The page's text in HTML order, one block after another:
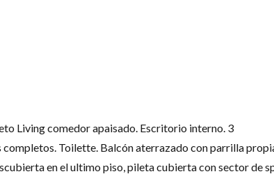
Living comedor apaisado. Escritorio interno. 3
Toilette. Balcón aterrazado con parrilla
en el ultimo piso, pileta cubierta con sector de